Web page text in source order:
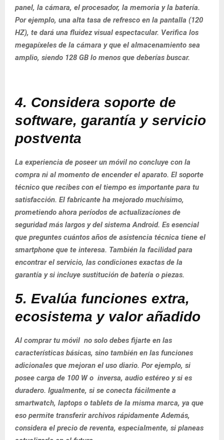
panel, la cámara, el procesador, la memoria y la batería.
Por ejemplo, una alta tasa de refresco en la pantalla (120
HZ), te dará una fluidez visual espectacular. Verifica los
megapíxeles de la cámara y que el almacenamiento sea
amplio, siendo 128 GB lo menos que deberías buscar.
4. Considera soporte de
software, garantía y servicio
postventa
La experiencia de poseer un móvil no concluye con la
compra ni al momento de encender el aparato. El soporte
técnico que recibes con el tiempo es importante para tu
satisfacción. El fabricante ha mejorado muchísimo,
prometiendo ahora períodos de actualizaciones de
seguridad más largos y del sistema Android. Es esencial
que preguntes cuántos años de asistencia técnica tiene el
smartphone que te interesa. También la facilidad para
encontrar el servicio, las condiciones exactas de la
garantía y si incluye sustitución de batería o piezas.
5. Evalúa funciones extra,
ecosistema y valor añadido
Al comprar tu móvil no solo debes fijarte en las
características básicas, sino también en las funciones
adicionales que mejoran el uso diario. Por ejemplo, si
posee carga de 100 W o inversa, audio estéreo y si es
duradero. Igualmente, si se conecta fácilmente a
smartwatch, laptops o tablets de la misma marca, ya que
eso permite transferir archivos rápidamente Además,
considera el precio de reventa, especialmente, si planeas